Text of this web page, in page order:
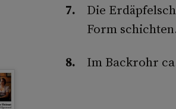
Die
Form
Im Backrohr